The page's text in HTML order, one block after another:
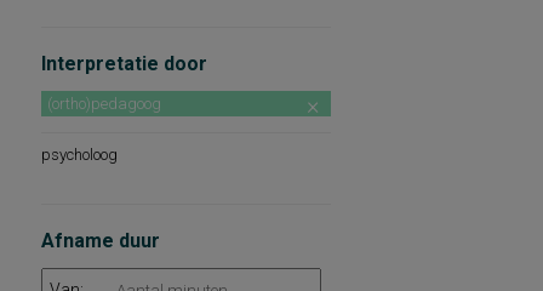
Interpretatie door
(ortho)pedagoog
psycholoog
Afname duur